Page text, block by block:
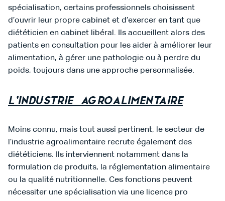
spécialisation, certains professionnels choisissent
d’ouvrir leur propre cabinet et d’exercer en tant que
diététicien en cabinet libéral. Ils accueillent alors des
patients en consultation pour les aider à améliorer leur
alimentation, à gérer une pathologie ou à perdre du
poids, toujours dans une approche personnalisée.
L’industrie agroalimentaire
Moins connu, mais tout aussi pertinent, le secteur de
l’industrie agroalimentaire recrute également des
diététiciens. Ils interviennent notamment dans la
formulation de produits, la réglementation alimentaire
ou la qualité nutritionnelle. Ces fonctions peuvent
nécessiter une spécialisation via une licence pro